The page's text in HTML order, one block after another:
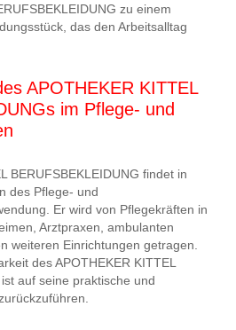
zu einem
das den Arbeitsalltag
APOTHEKER KITTEL
im Pflege- und
BERUFSBEKLEIDUNG findet in
des Pflege- und
Er wird von Pflegekräften in
Arztpraxen, ambulanten
weiteren Einrichtungen getragen.
des APOTHEKER KITTEL
auf seine praktische und